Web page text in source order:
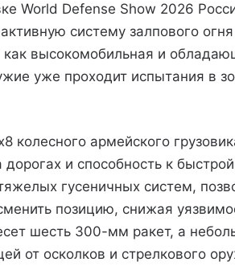
World Defense Show 2026
систему залпового
высокомобильная и
уже проходит испытания в
колесного армейского
и способность к
гусеничных систем,
позицию, снижая
шесть 300-мм ракет, а
от осколков и стрелкового